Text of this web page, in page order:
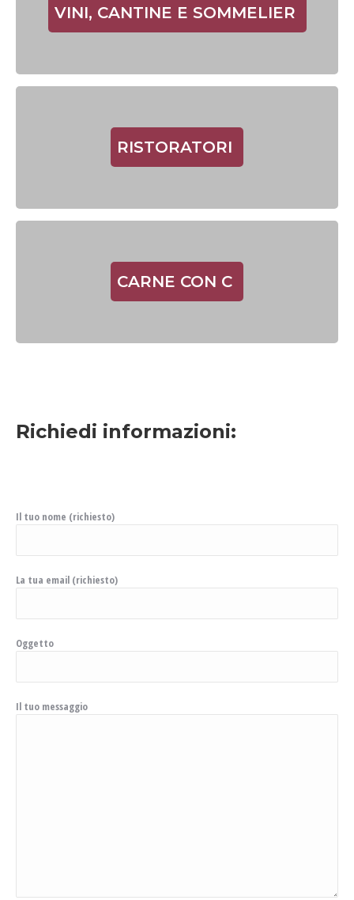
VINI, CANTINE E SOMMELIER
RISTORATORI
CARNE CON C
Richiedi informazioni:
Il tuo nome (richiesto)
La tua email (richiesto)
Oggetto
Il tuo messaggio